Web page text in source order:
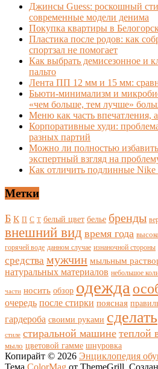
Джинсы Guess: роскошный
современные модели денима
Покупка квартиры в
Пластика после родов: как
спортзал не помогает
Как выбрать демисезонное и
пальто
Лента ПП 12 мм и 15 мм:
Бьюти-минимализм и
«чем больше, тем лучше»
Меню как часть впечатления,
Корпоративные худи:
разных партий
Можно ли полностью
экспертный взгляд на
Как отличить подлинные Nike
Метки
Б К П С Т белый цвет белье бренды
внешний вид время года
горячей воде данном случае изнаночной стороны
средства мужчин мыльным
натуральных материалов небольшое
части носить обзор одежда
очередь после стирки поясная
гардероба своими руками сделать
стиле стиральной машине теплой
мыло цветовой гамме шнуровка
Копирайт © 2026 Энциклопедия